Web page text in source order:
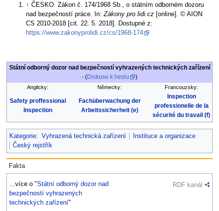
↑ ČESKO. Zákon č. 174/1968 Sb., o státním odborném dozoru
nad bezpečností práce. In:Zákony pro lidi.cz [online]. © AION
CS 2010-2018 [cit. 22. 5. 2018]. Dostupné z:
https://www.zakonyprolidi.cz/cs/1968-174
Státní odborný dozor nad bezpečností vyhrazených technických zařízení
- (Diskuse k heslu )
Anglicky: Německy: Francouzsky:
Safety proffessional
Inspection
Fachüberwachung der
Arbeitssicherheit (e)
Inspection
professionelle de la
sécurité du travail (f)
Kategorie: Vyhrazená technická zařízení
Instituce a organizace
Český rejstřík
Fakta
...více o "Státní odborný dozor nad
bezpečností vyhrazených
technických zařízení"
RDF kanál